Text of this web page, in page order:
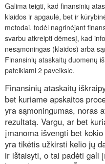
Galima teigti, kad finansinių
klaidos ir apgaulė, bet ir
metodai, todėl nagrinėjant
svarbu atkreipti dėmesį, kad
nesąmoningas (klaidos) arba
Finansinių ataskaitų duomenų
pateikiami 2 paveiksle.
Finansinių ataskaitų
bet kuriame apskaitos
yra sąmoningumas, noras
rezultatą. Vargu, ar bet
įmanoma išvengti bet
yra tikėtis užkirsti kelio jų
ir ištaisyti, o tai padėti gali